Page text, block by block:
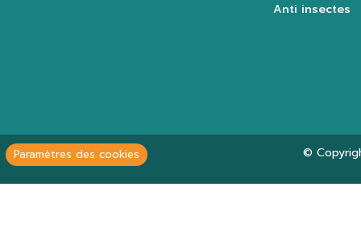
Anti insectes
©
Paramètres des cookies